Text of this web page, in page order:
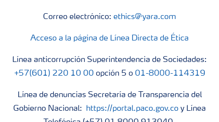
Correo electrónico: ethics@yara.com
Acceso a la página de Línea Directa de Ética
Línea anticorrupción Superintendencia de Sociedades:
+57(601) 220 10 00 opción 5 o 01-8000-114319
Línea de denuncias Secretaría de Transparencia del
Gobierno Nacional:
https://portal.paco.gov.co y Línea